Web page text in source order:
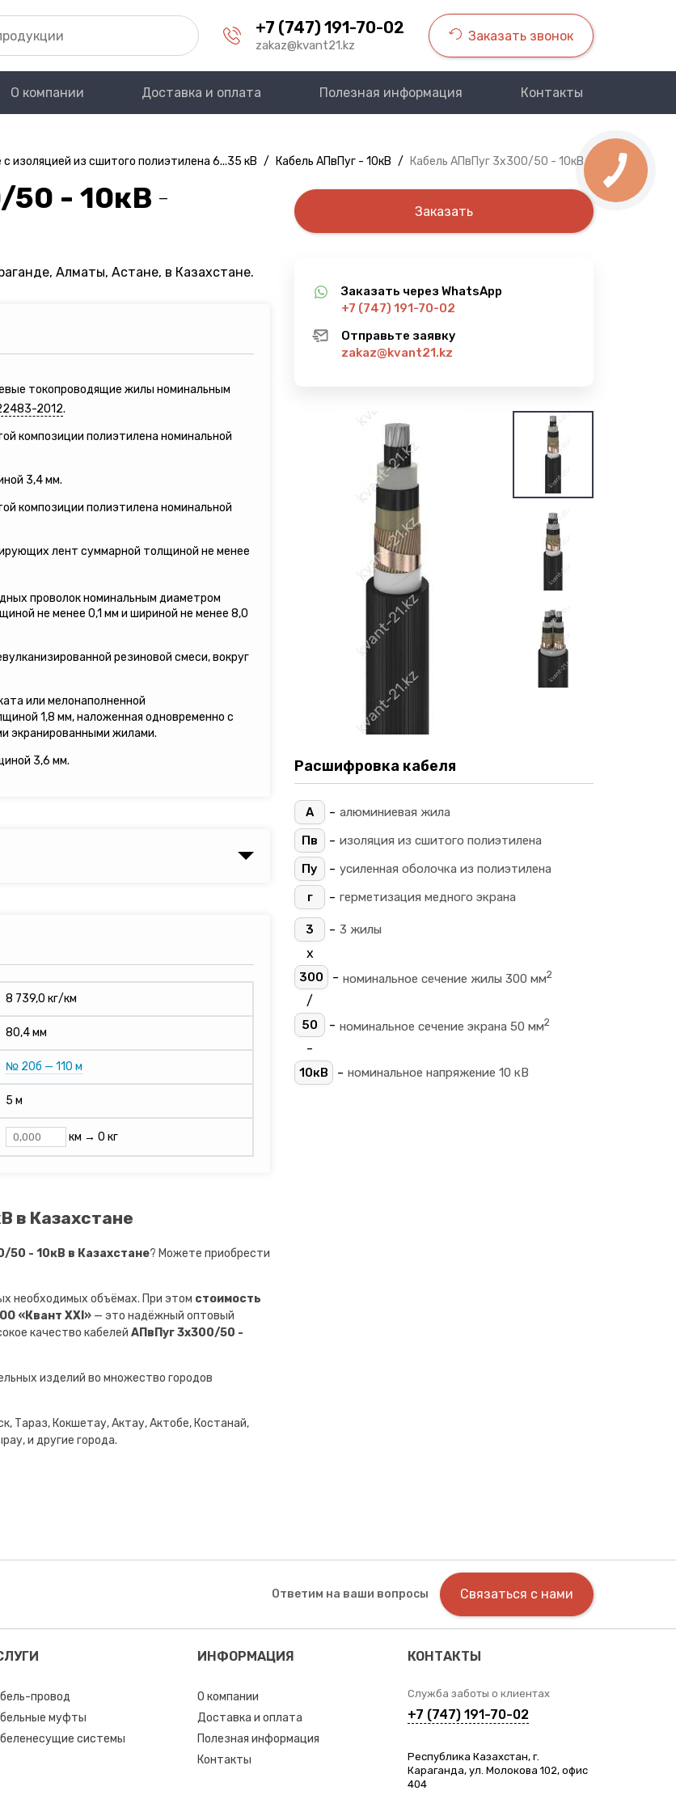
+7 (747) 191-70-02
zakaz@kvant21.kz
Заказать звонок
О компании Доставка и оплата Полезная информация Контакты
с изоляцией из сшитого полиэтилена 6...35 кВ / Кабель АПвПуг - 10кВ / Кабель АПвПуг 3х300/50 - 10кВ
50 - 10кВ —
Алматы, Астане, в Казахстане.
токопроводящие жилы номинальным
2012.
композиции полиэтилена номинальной
3,4 мм.
композиции полиэтилена номинальной
лент суммарной толщиной не менее
проволок номинальным диаметром
не менее 0,1 мм и шириной не менее 8,0
резиновой смеси, вокруг
или мелонаполненной
1,8 мм, наложенная одновременно с
экранированными жилами.
3,6 мм.
8 739,0 кг/км
80,4 мм
№ 20б — 110 м
5 м
км → 0 кг
в Казахстане
50 - 10кВ в Казахстане? Можете приобрести
необходимых объёмах. При этом стоимость
«Квант XXI» — это надёжный оптовый
качество кабелей АПвПуг 3х300/50 -
изделий во множество городов
Тараз, Кокшетау, Актау, Актобе, Костанай,
и другие города.
Заказать
Заказать через WhatsApp
+7 (747) 191-70-02
Отправьте заявку
zakaz@kvant21.kz
Расшифровка кабеля
А - алюминиевая жила
Пв
- изоляция из сшитого полиэтилена
Пу
- усиленная оболочка из полиэтилена
г
- герметизация медного экрана
3 - 3 жилы
х
300 - номинальное сечение жилы 300 мм2
/
50 - номинальное сечение экрана 50 мм2
-
10кВ - номинальное напряжение 10 кВ
Ответим на ваши вопросы Связаться с нами
провод
муфты
системы
ИНФОРМАЦИЯ
О компании
Доставка и оплата
Полезная информация
Контакты
КОНТАКТЫ
Служба заботы о клиентах
+7 (747) 191-70-02
Республика Казахстан, г.
Караганда, ул. Молокова 102, офис
404